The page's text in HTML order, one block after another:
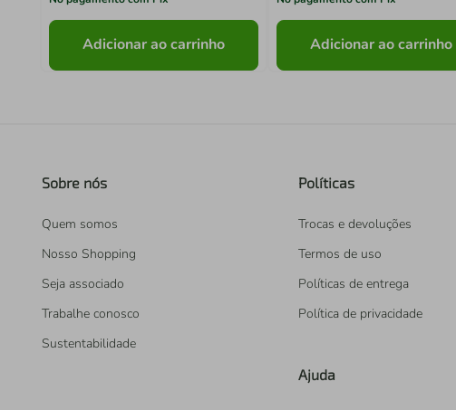
Adicionar ao carrinho Adicionar ao carrinho
Sobre nós
Quem somos
Nosso Shopping
Seja associado
Trabalhe conosco
Sustentabilidade
Políticas
Trocas e devoluções
Termos de uso
Políticas de entrega
Política de privacidade
Ajuda